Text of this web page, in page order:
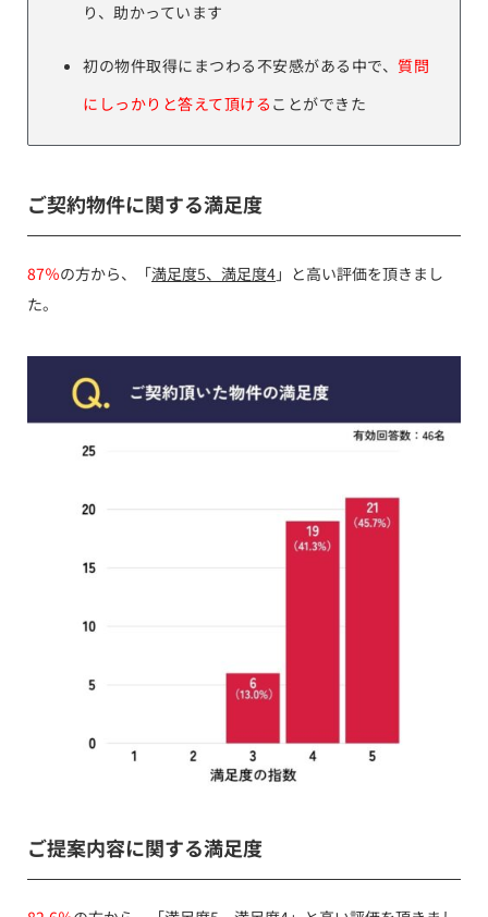
り、助かっています
初の物件取得にまつわる不安感がある中で、 質問
にしっかりと答えて頂ける ことができた
ご契約物件に関する満足度
87％の方から、「満足度5、満足度4」と高い評価を頂きまし
た。
ご提案内容に関する満足度